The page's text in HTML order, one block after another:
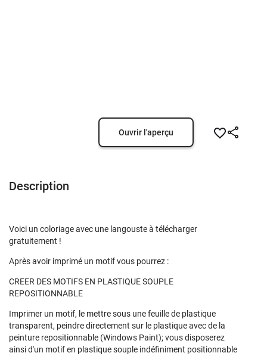
Ouvrir l'aperçu
Description
Voici un coloriage avec une langouste à télécharger
gratuitement !
Après avoir imprimé un motif vous pourrez :
CREER DES MOTIFS EN PLASTIQUE SOUPLE
REPOSITIONNABLE
Imprimer un motif, le mettre sous une feuille de plastique
transparent, peindre directement sur le plastique avec de la
peinture repositionnable (Windows Paint); vous disposerez
ainsi d'un motif en plastique souple indéfiniment positionnable